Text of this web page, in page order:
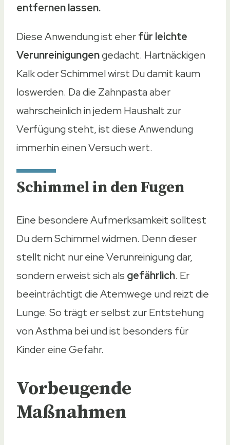
entfernen lassen.
Diese Anwendung ist eherfür leichte
Verunreinigungengedacht. Hartnäckigen
Kalk oder Schimmel wirst Du damit kaum
loswerden. Da die Zahnpasta aber
wahrscheinlich in jedem Haushalt zur
Verfügung steht, ist diese Anwendung
immerhin einen Versuch wert.
Schimmel in den Fugen
Eine besondere Aufmerksamkeit solltest
Du dem Schimmel widmen. Denn dieser
stellt nicht nur eine Verunreinigung dar,
sondern erweist sich als gefährlich. Er
beeinträchtigt die Atemwege und reizt die
Lunge. So trägt er selbst zur Entstehung
von Asthma bei und ist besonders für
Kinder eine Gefahr.
Vorbeugende
Maßnahmen